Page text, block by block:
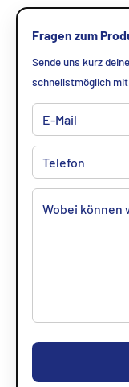
Fragen zum
Sende uns kurz
schnellstmöglich mit